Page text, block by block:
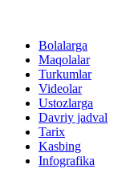
Bolalarga
Maqolalar
Turkumlar
Videolar
Ustozlarga
Davriy jadval
Tarix
Kasbing
Infografika